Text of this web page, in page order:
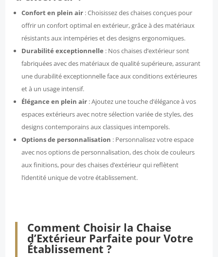
Confort en plein air : Choisissez des chaises conçues pour
offrir un confort optimal en extérieur, grâce à des matériaux
résistants aux intempéries et des designs ergonomiques.
Durabilité exceptionnelle : Nos chaises d’extérieur sont
fabriquées avec des matériaux de qualité supérieure, assurant
une durabilité exceptionnelle face aux conditions extérieures
et à un usage intensif.
Élégance en plein air : Ajoutez une touche d’élégance à vos
espaces extérieurs avec notre sélection variée de styles, des
designs contemporains aux classiques intemporels.
Options de personnalisation : Personnalisez votre espace
avec nos options de personnalisation, des choix de couleurs
aux finitions, pour des chaises d’extérieur qui reflètent
l’identité unique de votre établissement.
Comment Choisir la Chaise
d’Extérieur Parfaite pour Votre
Établissement ?